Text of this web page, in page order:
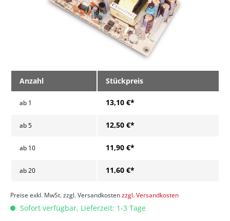
Anzahl Stückpreis
ab 1 13,10 €*
ab5 12,50 €*
ab 10 11,90 €*
ab20 11,60 €*
Preise exkl. MwSt. zzgl. Versandkostenzzgl. Versandkosten
Sofort verfügbar, Lieferzeit: 1-3 Tage